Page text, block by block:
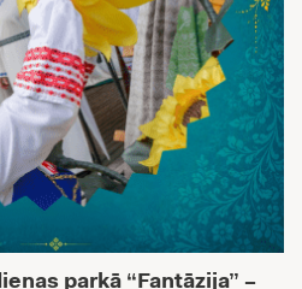
parkā “Fantāzija” –